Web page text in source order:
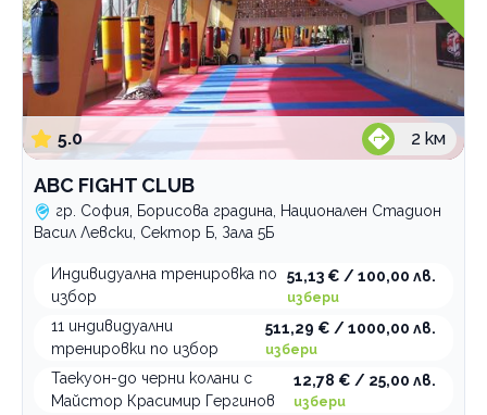
5.0 2 км
ABC FIGHT CLUB
гр. София, Борисова градина, Национален Стадион
Васил Левски, Сектор Б, Зала 5Б
Индивидуална тренировка по
избор
51,13 € / 100,00 лв.
избери
11 индивидуални
тренировки по избор
511,29 € / 1000,00 лв.
избери
Таекуон-до черни колани с
Майстор Красимир Гергинов
12,78 € / 25,00 лв.
избери